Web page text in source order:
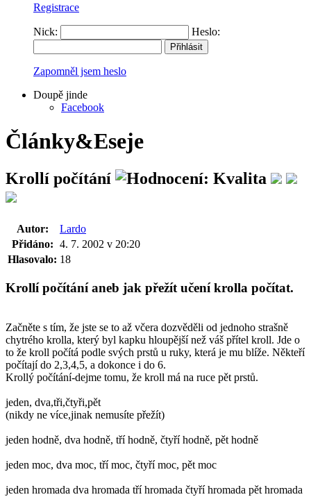
Registrace
Nick: Heslo:
Zapomněl jsem heslo
Doupě jinde
Facebook
Články&Eseje
Krollí počítání
Autor:
Lardo
Přidáno: 4. 7. 2002 v 20:20
Hlasovalo: 18
Krollí počítání aneb jak přežít učení krolla počítat.
Začněte s tím, že jste se to až včera dozvěděli od jednoho strašně
chytrého krolla, který byl kapku hloupější než váš přítel kroll. Jde o
to že kroll počítá podle svých prstů u ruky, která je mu blíže. Někteří
počítají do 2,3,4,5, a dokonce i do 6.
Krollý počítání-dejme tomu, že kroll má na ruce pět prstů.
jeden, dva,tři,čtyři,pět
(nikdy ne více,jinak nemusíte přežít)
jeden hodně, dva hodně, tří hodně, čtyří hodně, pět hodně
jeden moc, dva moc, tří moc, čtyří moc, pět moc
jeden hromada dva hromada tří hromada čtyří hromada pět hromada